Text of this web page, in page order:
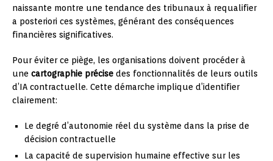
naissante montre une tendance des tribunaux à requalifier
a posteriori ces systèmes, générant des conséquences
financières significatives.
Pour éviter ce piège, les organisations doivent procéder à
une cartographie précise des fonctionnalités de leurs outils
d’IA contractuelle. Cette démarche implique d’identifier
clairement:
Le degré d’autonomie réel du système dans la prise de
décision contractuelle
La capacité de supervision humaine effective sur les